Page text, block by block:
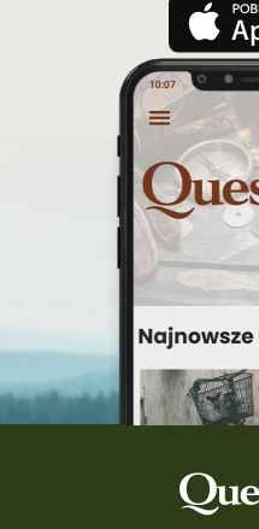
festiwal Questingu
wyprawa po skarb
Warka
turystyka
Tokarnia
śląsk
questinggryterenowe
Questing
Quest Szlak
nowy
wycieczki
turystyka
szkolenie
szkło
questy w Polsce
QUESTOMANIA